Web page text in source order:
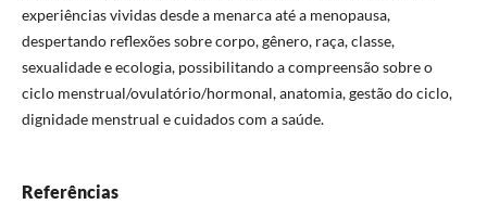
experiências vividas desde a menarca até a menopausa,
despertando reflexões sobre corpo, gênero, raça, classe,
sexualidade e ecologia, possibilitando a compreensão sobre o
ciclo menstrual/ovulatório/hormonal, anatomia, gestão do ciclo,
dignidade menstrual e cuidados com a saúde.
Referências